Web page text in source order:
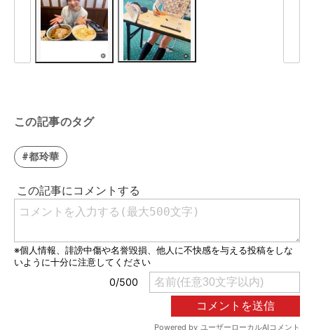
この記事のタグ
#都玲華